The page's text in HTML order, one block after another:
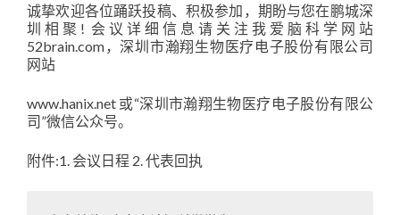
诚挚欢迎各位踊跃投稿、积极参加，期盼与您在鹏城深
圳相聚! 会议详细信息请关注我爱脑科学网站
52brain.com，深圳市瀚翔生物医疗电子股份有限公司
网站
www.hanix.net 或“深圳市瀚翔生物医疗电子股份有限公
司”微信公众号。
附件:1. 会议日程 2. 代表回执